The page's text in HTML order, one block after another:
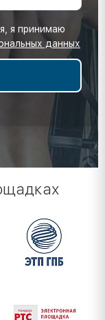
я принимаю
данных